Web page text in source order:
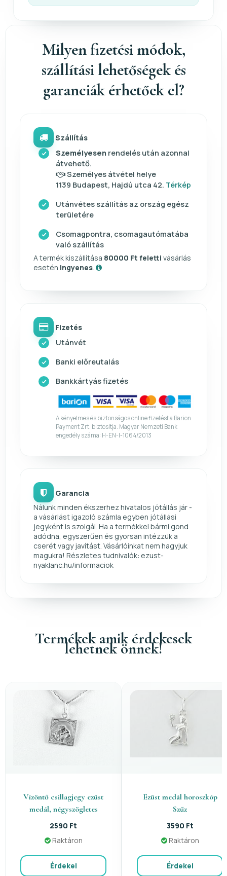
Milyen fizetési módok,
szállítási lehetőségek és
garanciák érhetőek el?
Szállítás
Személyesen rendelés után azonnal
átvehető.
Személyes átvétel helye
1139 Budapest, Hajdú utca 42. Térkép
Utánvétes szállítás az ország egész
területére
Csomagpontra, csomagautómatába
való szállítás
A termék kiszállítása 80000 Ft feletti vásárlás
esetén ingyenes
Fizetés
Utánvét
Banki előreutalás
Bankkártyás fizetés
A kényelmes és biztonságos online fizetést a Barion
Payment Zrt. biztosítja. Magyar Nemzeti Bank
engedély száma: H-EN-I-1064/2013
Garancia
Nálunk minden ékszerhez hivatalos jótállás jár -
a vásárlást igazoló számla egyben jótállási
jegyként is szolgál. Ha a termékkel bármi gond
adódna, egyszerűen és gyorsan intézzük a
cserét vagy javítást. Vásárlóinkat nem hagyjuk
magukra! Részletes tudnivalók: ezust-
nyaklanc.hu/informaciok
Termékek amik érdekesek
lehetnek önnek!
Vízöntő csillagjegy ezüst
medál, négyszögletes
2590 Ft
Raktáron
Érdekel
Ezüst medál horoszkóp
Szűz
3590 Ft
Raktáron
Érdekel